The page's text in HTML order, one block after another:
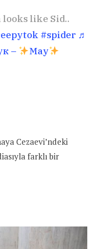
like Sid..
#spider ♬
–
May
Cezaevi’ndeki
farklı bir